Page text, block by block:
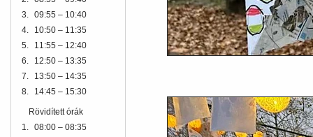
3. 09:55 – 10:40
4.
10:50 – 11:35
5.
11:55 – 12:40
6.
12:50 – 13:35
7.
13:50 – 14:35
8.
14:45 – 15:30
Rövidített órák
1. 08:00 – 08:35